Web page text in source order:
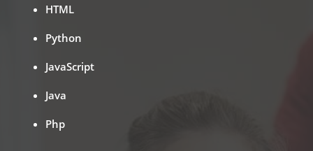
HTML
Python
JavaScript
Java
Php